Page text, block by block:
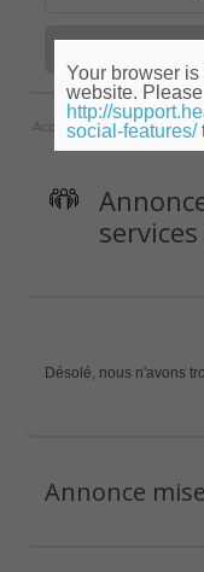
Accueil » Champagne-
Désolé, nous n'avons
Annonce
Your browser
website.
http://
social-features/